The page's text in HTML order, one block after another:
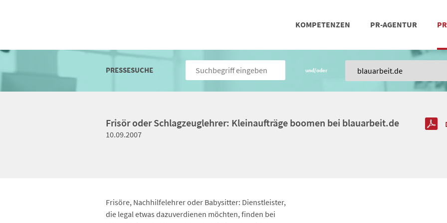
KOMPETENZEN PR-AGENTUR
PRESSESUCHE und/oder
Frisör oder Schlagzeuglehrer: Kleinaufträge boomen bei blauarbeit.de
10.09.2007
Frisöre, Nachhilfelehrer oder Babysitter: Dienstleister,
die legal etwas dazuverdienen möchten, finden bei